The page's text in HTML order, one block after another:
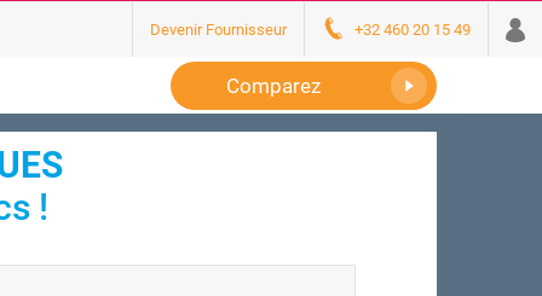
Devenir Fournisseur +32 460 20 15 49
Comparez
!